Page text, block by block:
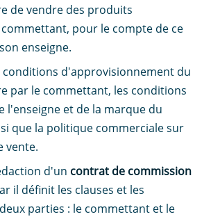
de vendre des produits
pour le compte de ce
enseigne.
conditions d'approvisionnement du
par le commettant, les conditions
l'enseigne et de la marque du
que la politique commerciale sur
vente.
d'un contrat de commission
il définit les clauses et les
parties : le commettant et le